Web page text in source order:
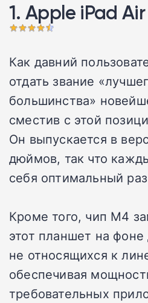
1. Apple iPad Air
Как давний
отдать звание
большинства»
сместив с этой
Он выпускается в
дюймов, так что
себя оптимальный
Кроме того, чип M4
этот планшет на
не относящихся к
обеспечивая
требовательных